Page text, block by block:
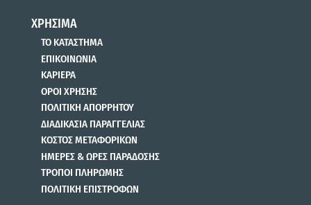
ΧΡΗΣΙΜΑ
ΤΟ ΚΑΤΑΣΤΗΜΑ
ΕΠΙΚΟΙΝΩΝΙΑ
ΚΑΡΙΕΡΑ
ΟΡΟΙ ΧΡΗΣΗΣ
ΠΟΛΙΤΙΚΗ ΑΠΟΡΡΗΤΟΥ
ΔΙΑΔΙΚΑΣΙΑ ΠΑΡΑΓΓΕΛΙΑΣ
ΚΟΣΤΟΣ ΜΕΤΑΦΟΡΙΚΩΝ
ΗΜΕΡΕΣ & ΩΡΕΣ ΠΑΡΑΔΟΣΗΣ
ΤΡΟΠΟΙ ΠΛΗΡΩΜΗΣ
ΠΟΛΙΤΙΚΗ ΕΠΙΣΤΡΟΦΩΝ